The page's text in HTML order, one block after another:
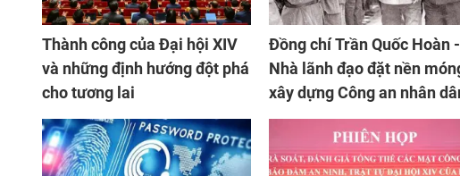
Thành công của Đại hội XIV
và những định hướng đột phá
cho tương lai
Đồng chí Trần Quốc Hoàn -
Nhà lãnh đạo đặt nền
xây dựng Công an nhân
Việt Nam luôn hoàn thành
xuất sắc mọi nhiệm vụ